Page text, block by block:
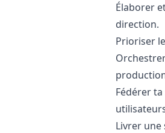
Élaborer
direction.
Prioriser
Fédérer
Livrer